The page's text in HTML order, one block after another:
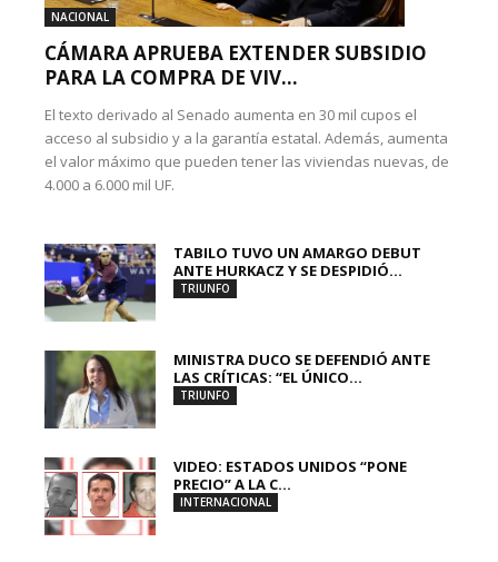
NACIONAL
CÁMARA APRUEBA EXTENDER SUBSIDIO
PARA LA COMPRA DE VIV...
El texto derivado al Senado aumenta en 30 mil cupos el
acceso al subsidio y a la garantía estatal. Además, aumenta
el valor máximo que pueden tener las viviendas nuevas, de
4.000 a 6.000 mil UF.
TABILO TUVO UN AMARGO DEBUT
ANTE HURKACZ Y SE DESPIDIÓ...
TRIUNFO
MINISTRA DUCO SE DEFENDIÓ ANTE
LAS CRÍTICAS: “EL ÚNICO...
TRIUNFO
VIDEO: ESTADOS UNIDOS “PONE
PRECIO” A LA C...
INTERNACIONAL